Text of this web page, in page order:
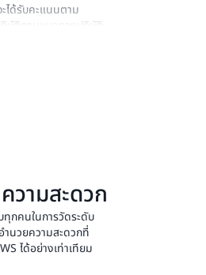
ได้รับคะแนนตาม
บัติตามแนวทางปฏิบัติ
หาที่ปรากฏในการ
กว่าการสอบมาตรฐาน
ใหม่ จะต้องรอจนกว่า
วามสะดวก
กคนในการวัดระดับ
ำนวยความสะดวกที่
ได้อย่างเท่าเทียม